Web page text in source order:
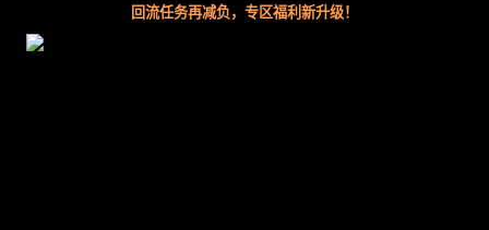
回流任务再减负，专区福利新升级！